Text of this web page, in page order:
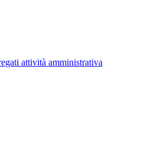
attività amministrativa